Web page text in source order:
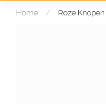
Home / Roze